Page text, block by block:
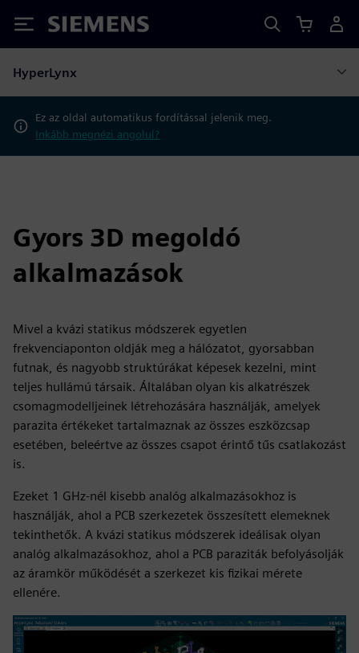
Siemens
HyperLynx
Ez az oldal automatikus fordítással jelenik meg.
Inkább megnézi angolul?
Gyors 3D megoldó
alkalmazások
Mivel a kvázi statikus módszerek egyetlen
frekvenciaponton oldják meg a hálózatot, gyorsabban
futnak, és nagyobb struktúrákat képesek kezelni, mint
teljes hullámú társaik. Általában olyan kis alkatrészek
csomagmodelljeinek létrehozására használják, amelyek
parazita értékeket tartalmaznak az összes eszközcsap
esetében, beleértve az összes csapot érintő tűs csatlakozást
is.
Ezeket 1 GHz-nél kisebb analóg alkalmazásokhoz is
használják, ahol a PCB szerkezetek összesített elemeknek
tekinthetők. A kvázi statikus módszerek ideálisak olyan
analóg alkalmazásokhoz, ahol a PCB paraziták befolyásolják
az áramkör működését a szerkezet kis fizikai mérete
ellenére.